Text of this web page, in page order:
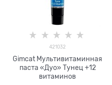
421032
Gimcat Мультивитаминная
паста «Дуо» Тунец +12
витаминов